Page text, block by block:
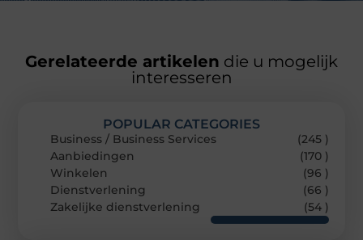
Gerelateerde artikelen die u mogelijk
interesseren
POPULAR CATEGORIES
Business / Business Services
(245 )
Aanbiedingen
(170 )
Winkelen
(96 )
Dienstverlening
(66 )
Zakelijke dienstverlening
(54 )